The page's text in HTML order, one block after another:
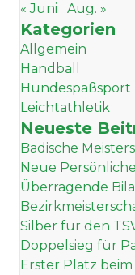
« Juni Aug. »
Kategorien
Allgemein
Handball
Hundespaßsport
Leichtathletik
Neueste
Badische
Neue
Überragende
Silber für den
Doppelsieg für
Erster Platz